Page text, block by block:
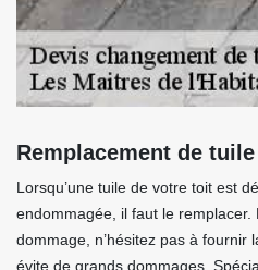
Remplacement de
Lorsqu’une tuile de votre toit est
endommagée, il faut le
dommage, n’hésitez pas à fournir
évite de grands dommages.